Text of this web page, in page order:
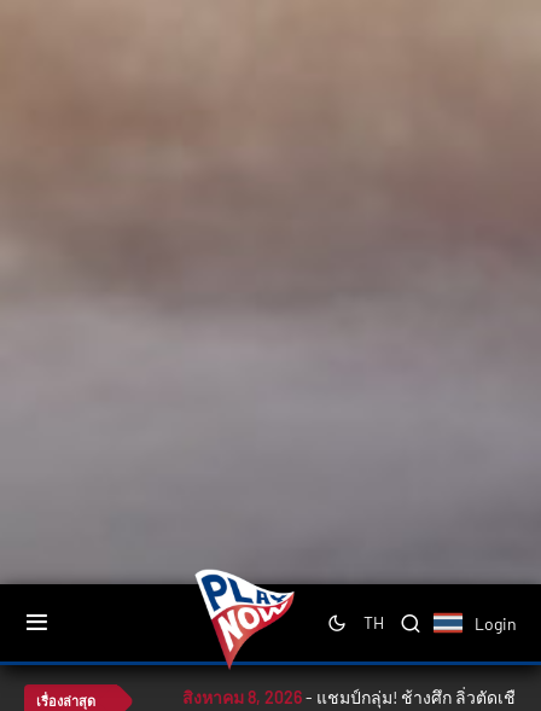
TH Login
เรื่องล่าสุด สิงหาคม 8, 2026-แชมป์กลุ่ม! ช้างศึก ลิ่วตัดเชือก สิงค